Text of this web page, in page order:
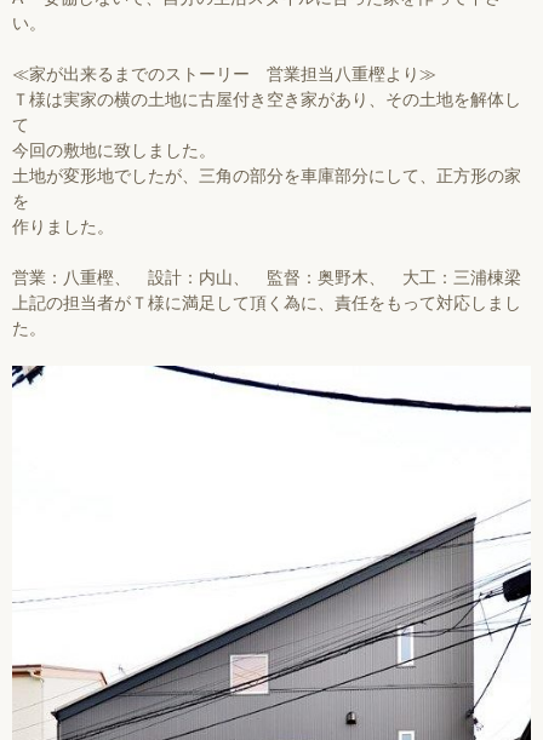
い。
≪家が出来るまでのストーリー 営業担当八重樫より≫
Ｔ様は実家の横の土地に古屋付き空き家があり、その土地を解体し
て
今回の敷地に致しました。
土地が変形地でしたが、三角の部分を車庫部分にして、正方形の家
を
作りました。
営業：八重樫、 設計：内山、 監督：奥野木、 大工：三浦棟梁
上記の担当者がＴ様に満足して頂く為に、責任をもって対応しまし
た。